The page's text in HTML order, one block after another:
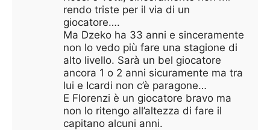
rendo triste per il via di un
giocatore….
Ma Dzeko ha 33 anni e sinceramente
non lo vedo più fare una stagione di
alto livello. Sarà un bel giocatore
ancora 1 o 2 anni sicuramente ma tra
lui e Icardi non c’è paragone…
E Florenzi è un giocatore bravo ma
non lo ritengo all’altezza di fare il
capitano alcuni anni.